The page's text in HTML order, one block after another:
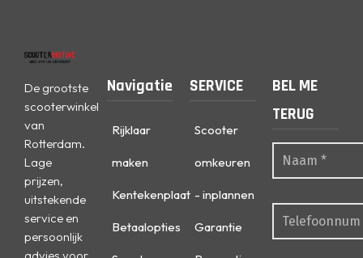
De grootste
scooterwinkel
van
Rotterdam.
Lage
prijzen,
uitstekende
service en
persoonlijk
Navigatie
Rijklaar
maken
Kentekenplaat
Betaalopties
SERVICE
Scooter
omkeuren
- inplannen
Garantie
BEL ME
TERUG